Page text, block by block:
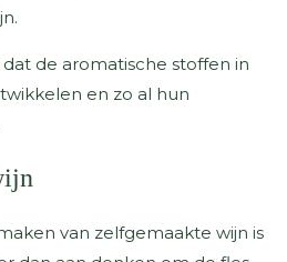
de aromatische stoffen in
en zo al hun
van zelfgemaakte wijn is